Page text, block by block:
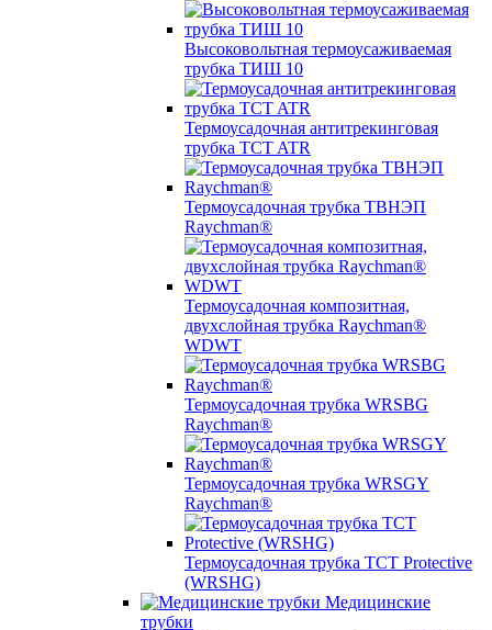
Высоковольтная термоусаживаемая
трубка ТИШ 10
Термоусадочная антитрекинговая
трубка TCT ATR
Термоусадочная трубка ТВНЭП
Raychman®
Термоусадочная композитная,
двухслойная трубка Raychman®
WDWT
Термоусадочная трубка WRSBG
Raychman®
Термоусадочная трубка WRSGY
Raychman®
Термоусадочная трубка TCT Protective
(WRSHG)
Медицинские
трубки